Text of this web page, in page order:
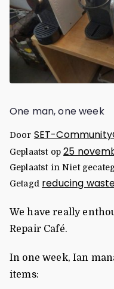
One man, one week
Door SET-
Geplaatst op25
Geplaatst in Niet
Getagd reducing
We have really
Repair Café.
In one week, Ian
items: